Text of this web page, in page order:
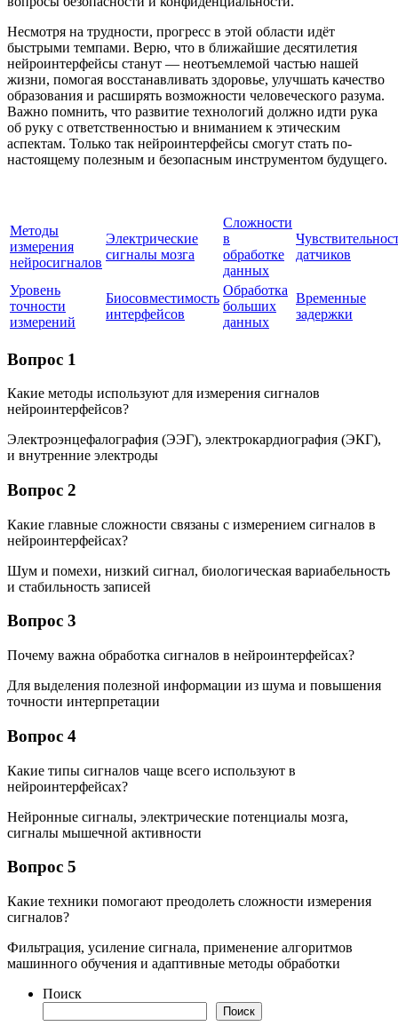
Несмотря на трудности, прогресс в этой области идёт
быстрыми темпами. Верю, что в ближайшие десятилетия
нейроинтерфейсы станут — неотъемлемой частью нашей
жизни, помогая восстанавливать здоровье, улучшать качество
образования и расширять возможности человеческого разума.
Важно помнить, что развитие технологий должно идти рука
об руку с ответственностью и вниманием к этическим
аспектам. Только так нейроинтерфейсы смогут стать по-
настоящему полезным и безопасным инструментом будущего.
Методы
измерения
нейросигналов
Электрические
сигналы мозга
Сложности
в
обработке
данных
датчиков
Уровень
точности
измерений
Биосовместимость
интерфейсов
Обработка
больших
данных
Временные
задержки
Вопрос 1
Какие методы используют для измерения сигналов
нейроинтерфейсов?
Электроэнцефалография (ЭЭГ), электрокардиография (ЭКГ),
и внутренние электроды
Вопрос 2
Какие главные сложности связаны с измерением сигналов в
нейроинтерфейсах?
Шум и помехи, низкий сигнал, биологическая вариабельность
и стабильность записей
Вопрос 3
Почему важна обработка сигналов в нейроинтерфейсах?
Для выделения полезной информации из шума и повышения
точности интерпретации
Вопрос 4
Какие типы сигналов чаще всего используют в
нейроинтерфейсах?
Нейронные сигналы, электрические потенциалы мозга,
сигналы мышечной активности
Вопрос 5
Какие техники помогают преодолеть сложности измерения
сигналов?
Фильтрация, усиление сигнала, применение алгоритмов
машинного обучения и адаптивные методы обработки
Поиск
Поиск